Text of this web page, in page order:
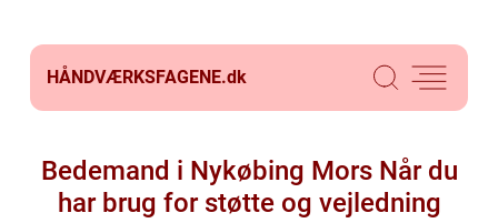
HÅNDVÆRKSFAGENE.dk
Bedemand i Nykøbing Mors Når du
har brug for støtte og vejledning